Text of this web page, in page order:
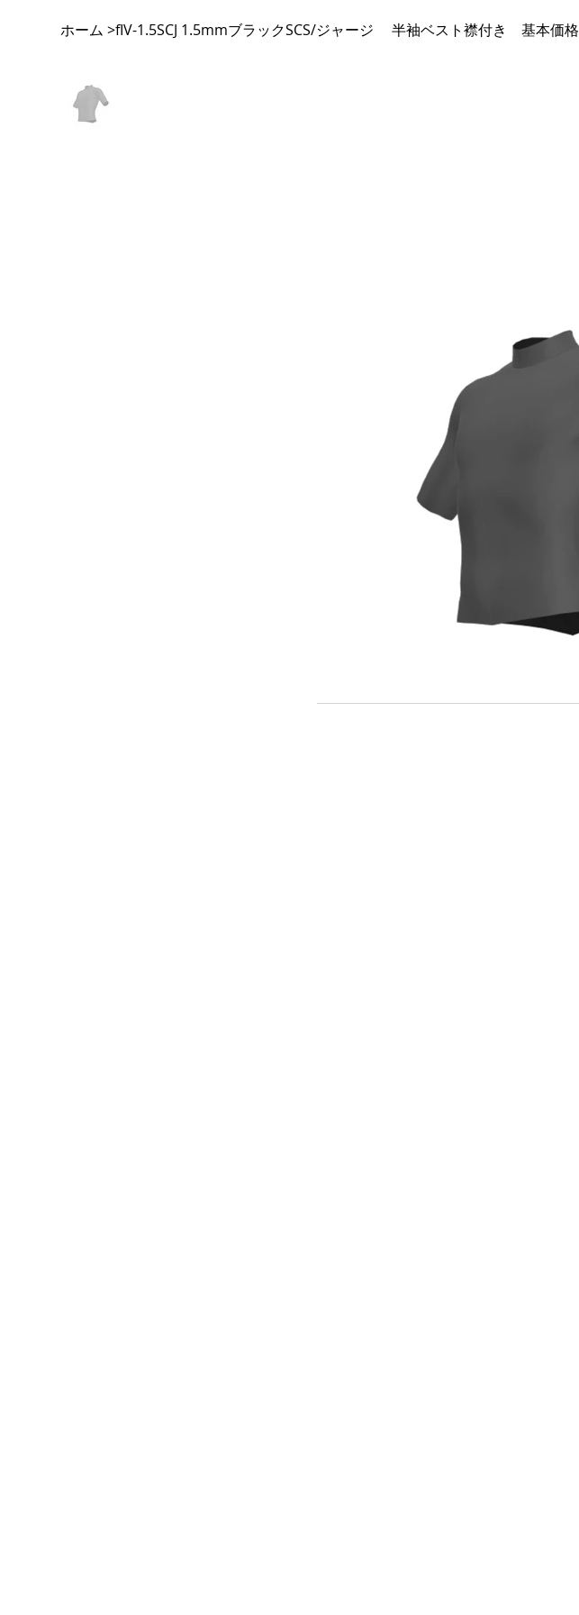
ホーム >fIV-1.5SCJ 1.5mmブラックSCS/ジャージ 半袖ベスト襟付き 基本価格